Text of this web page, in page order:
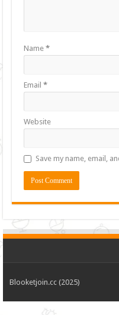
Name*
Email*
Website
Save my name, email,
Blooketjoin.cc (2025)